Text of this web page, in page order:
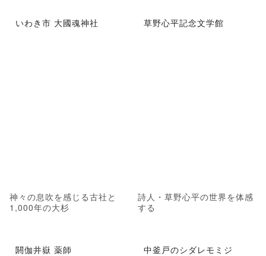
いわき市 大國魂神社
神々の息吹を感じる古社と
1,000年の大杉
草野心平記念文学館
詩人・草野心平の世界を体感
する
閼伽井嶽 薬師 中釜戸のシダレモミジ